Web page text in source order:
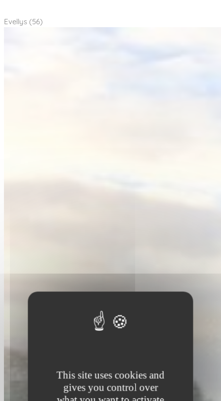
This site uses cookies and
gives you control over
Evellys (56)